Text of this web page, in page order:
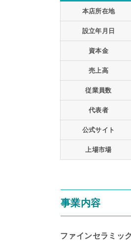
本店所在地
設立年月日
資本金
売上高
従業員数
代表者
公式サイト
上場市場
事業内容
ファインセラミッ